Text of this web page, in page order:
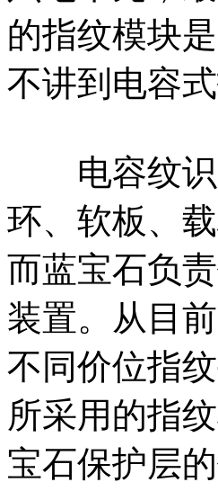
的指纹模块
不讲到电容
电容纹识
环、软板、
而蓝宝石负
装置。从目
不同价位指
所采用的指
宝石保护层